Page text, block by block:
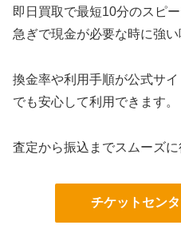
即日買取で最短10分のスピ
急ぎで現金が必要な時に強い
換金率や利用手順が公式サ
でも安心して利用できます。
査定から振込までスムーズ
チケットセン